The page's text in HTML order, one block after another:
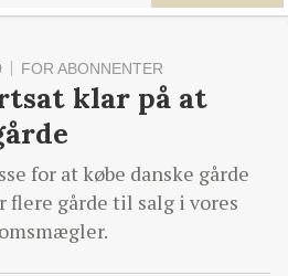
FOR ABONNENTER
klar på at
for at købe danske gårde
flere gårde til salg i vores